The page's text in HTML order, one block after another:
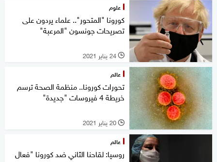
علوم
كورونا "المتحور".. علماء يردون على
تصريحات جونسون "المرعبة"
l 24 يناير 2021
عالم
تحورات كورونا.. منظمة الصحة ترسم
خريطة 4 فيروسات "جديدة"
l 20 يناير 2021
عالم
روسيا: لقاحنا الثاني ضد كورونا "فعال